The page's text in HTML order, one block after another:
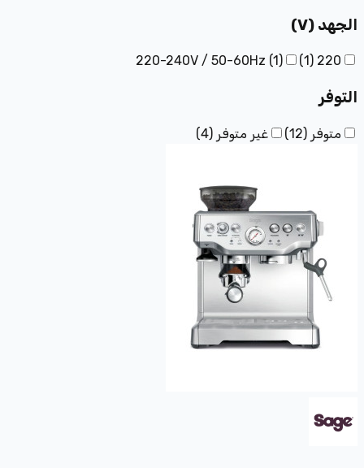
الجهد (V)
220
(
1
)
220-240V / 50-60Hz (1 )
التوفر
متوفر (
12
) غير متوفر (
4
)